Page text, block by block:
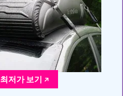
최저가 보기